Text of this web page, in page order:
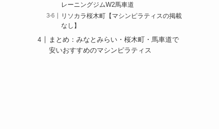
レーニングジムW2馬車道
リソカラ桜木町【マシンピラティスの掲載
なし】
まとめ：みなとみらい・桜木町・馬車道で
安いおすすめのマシンピラティス